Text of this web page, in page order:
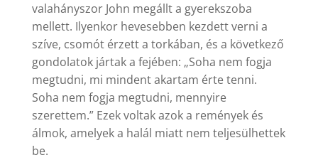
valahányszor John megállt a gyerekszoba
mellett. Ilyenkor hevesebben kezdett verni a
szíve, csomót érzett a torkában, és a következő
gondolatok jártak a fejében: „Soha nem fogja
megtudni, mi mindent akartam érte tenni.
Soha nem fogja megtudni, mennyire
szerettem.” Ezek voltak azok a remények és
álmok, amelyek a halál miatt nem teljesülhettek
be.